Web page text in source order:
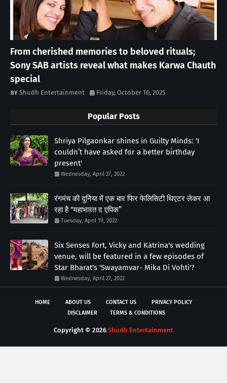
From cherished memories to beloved rituals;
Sony SAB artists reveal what makes Karwa Chauth
special
Shudh Entertainment Friday, October 10, 2025
Popular Posts
Shriya Pilgaonkar shines in Guilty Minds: 'I
couldn’t have asked for a better birthday
present'
Wednesday, April 27, 2022
रंगमंच की दुनिया में एक बार फिर फेलिसिटी थिएटर लेकर आ
रहा है “महाभारत द एपिक”
Tuesday, April 19, 2022
Six Senses Fort, Vicky and Katrina's wedding
venue, will be featured in a few episodes of
Star Bharat's 'Swayamvar- Mika Di Vohti'?
Wednesday, April 27, 2022
HOME ABOUT US CONTACT US
PRIVACY POLICY
DISCLAIMER
TERMS & CONDITIONS
Copyright © 2026 Shudh Entertainment